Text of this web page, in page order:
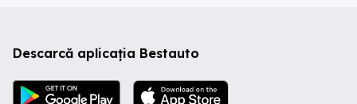
Descarcă aplicația Bestauto